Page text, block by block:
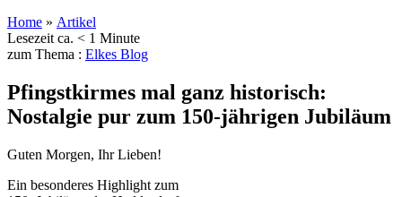
Home » Artikel
Lesezeit ca. < 1 Minute
zum Thema : Elkes Blog
Pfingstkirmes mal ganz historisch:
Nostalgie pur zum 150-jährigen Jubiläum
Guten Morgen, Ihr Lieben!
Ein besonderes Highlight zum